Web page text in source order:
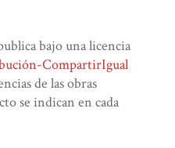
bajo una licencia
CompartirIgual
de las obras
se indican en cada